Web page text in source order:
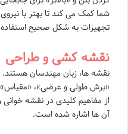
شما کمک می کند تا بهتر با نیروی
تجهیزات به شکل صحیح استفاده
نقشه کشی و طراحی
نقشه ها، زبان مهندسان
«برش طولی و عرضی»،
از مفاهیم کلیدی در نقشه
آن ها اشاره شده است.